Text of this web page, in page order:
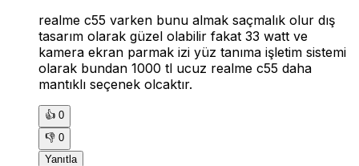
realme c55 varken bunu almak saçmalık olur dış
tasarım olarak güzel olabilir fakat 33 watt ve
kamera ekran parmak izi yüz tanıma işletim sistemi
olarak bundan 1000 tl ucuz realme c55 daha
mantıklı seçenek olcaktır.
👍 0
👎 0
Yanıtla